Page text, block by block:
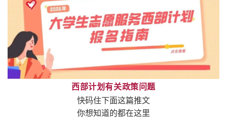
西部计划有关政策问题
快码住下面这篇推文
你想知道的都在这里